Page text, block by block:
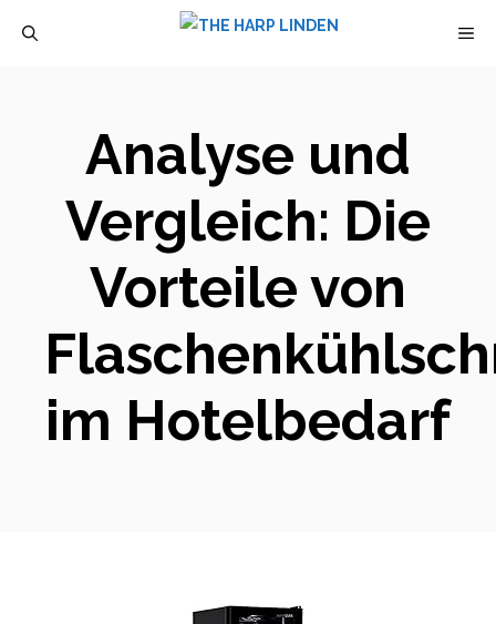
Analyse und
Vergleich: Die
Vorteile von
im Hotelbedarf